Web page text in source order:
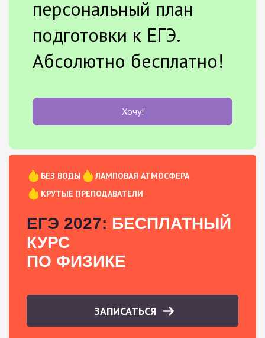
персональный план
подготовки к ЕГЭ.
Абсолютно бесплатно!
Хочу!
БЕЗ ВОДЫ
ЛАМПОВАЯ АТМОСФЕРА
КРУТЫЕ ПРЕПОДАВАТЕЛИ
ЕГЭ 2027: БЕСПЛАТНЫЙ
КУРС
ПО ФИЗИКЕ
ЗАПИСАТЬСЯ